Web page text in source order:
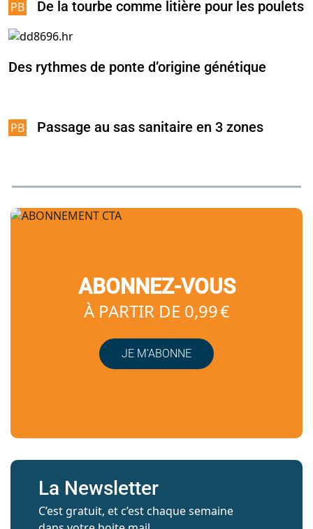
De la tourbe comme litière pour les poulets
Des rythmes de ponte d’origine génétique
Passage au sas sanitaire en 3 zones
ABONNEZ-VOUS
À PARTIR DE 0,99 €
JE M’ABONNE
La Newsletter
C’est gratuit, et c’est chaque semaine